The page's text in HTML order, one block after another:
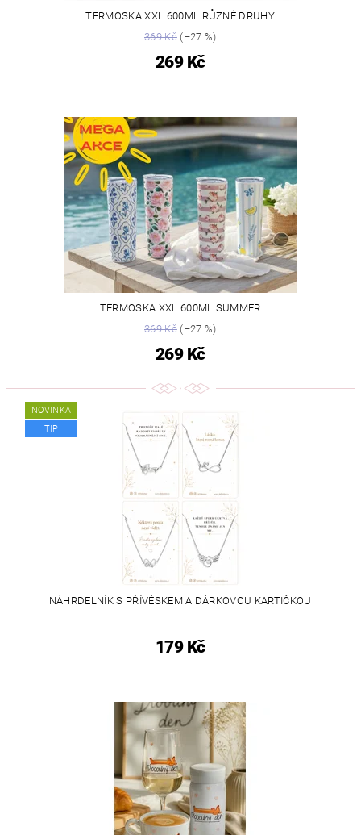
TERMOSKA XXL 600ML RŮZNÉ DRUHY
369 Kč(–27 %)
269 Kč
TERMOSKA XXL 600ML SUMMER
369 Kč(–27 %)
269 Kč
NOVINKA
TIP
NÁHRDELNÍK S PŘÍVĚSKEM A DÁRKOVOU KARTIČKOU
179 Kč